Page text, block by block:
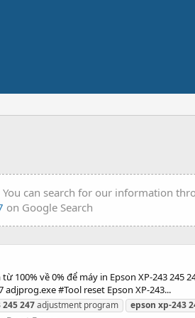
You can search for our information
on Google Search
100% về 0% để máy in Epson XP-243
adjprog.exe #Tool reset Epson XP-243...
245247adjustment program epson xp-243